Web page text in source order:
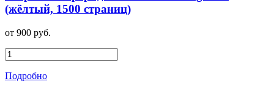
(жёлтый, 1500 страниц)
от 900 руб.
Подробно